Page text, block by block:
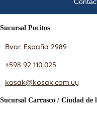
Sucursal Pocitos
Bvar. España 2989
+598 92 110 025
kosak@kosak.com.uy
Sucursal Carrasco / Ciudad de